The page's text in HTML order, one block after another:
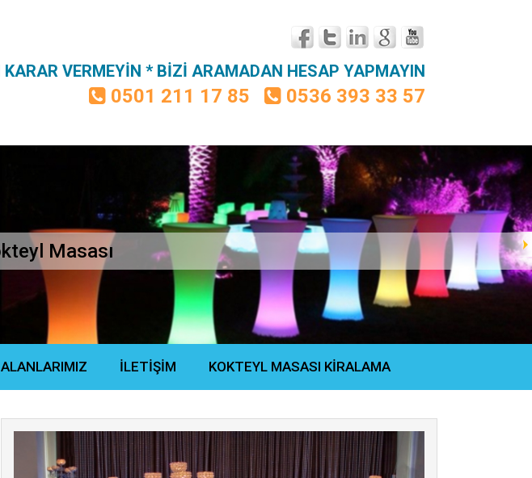
VERMEYİN * BİZİ ARAMADAN HESAP YAPMAYIN
0501 211 17 85 0536 393 33 57
Masası
İLETİŞİM KOKTEYL MASASI KİRALAMA